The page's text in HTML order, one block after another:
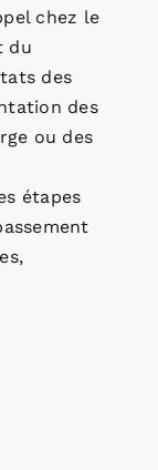
chez le
du
des
des
ou des
étapes